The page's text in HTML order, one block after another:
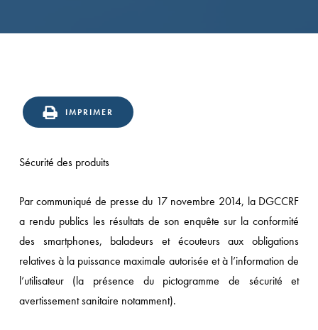
IMPRIMER
Sécurité des produits
Par communiqué de presse du 17 novembre 2014, la DGCCRF
a rendu publics les résultats de son enquête sur la conformité
des smartphones, baladeurs et écouteurs aux obligations
relatives à la puissance maximale autorisée et à l’information de
l’utilisateur (la présence du pictogramme de sécurité et
avertissement sanitaire notamment).